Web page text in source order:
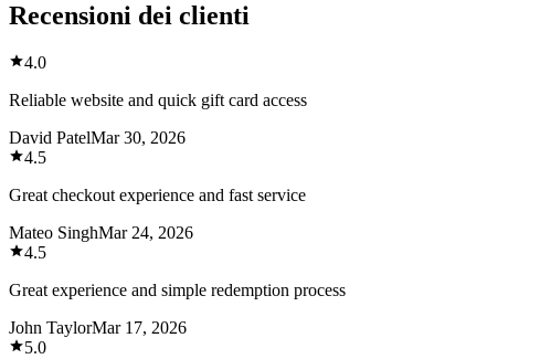
Recensioni dei clienti
4.0
Reliable website and quick gift card access
David PatelMar 30, 2026
4.5
Great checkout experience and fast service
Mateo SinghMar 24, 2026
4.5
Great experience and simple redemption process
John TaylorMar 17, 2026
5.0